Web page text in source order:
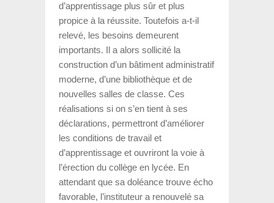
d’apprentissage plus sûr et plus
propice à la réussite. Toutefois a-t-il
relevé, les besoins demeurent
importants. Il a alors sollicité la
construction d’un bâtiment administratif
moderne, d’une bibliothèque et de
nouvelles salles de classe. Ces
réalisations si on s’en tient à ses
déclarations, permettront d’améliorer
les conditions de travail et
d’apprentissage et ouvriront la voie à
l’érection du collège en lycée. En
attendant que sa doléance trouve écho
favorable, l’instituteur a renouvelé sa